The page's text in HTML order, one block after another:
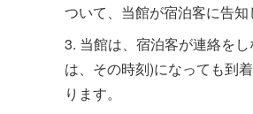
ついて、当館が宿泊客に告知
3. 当館は、宿泊客が連絡を
は、その時刻)になっても到
ります。